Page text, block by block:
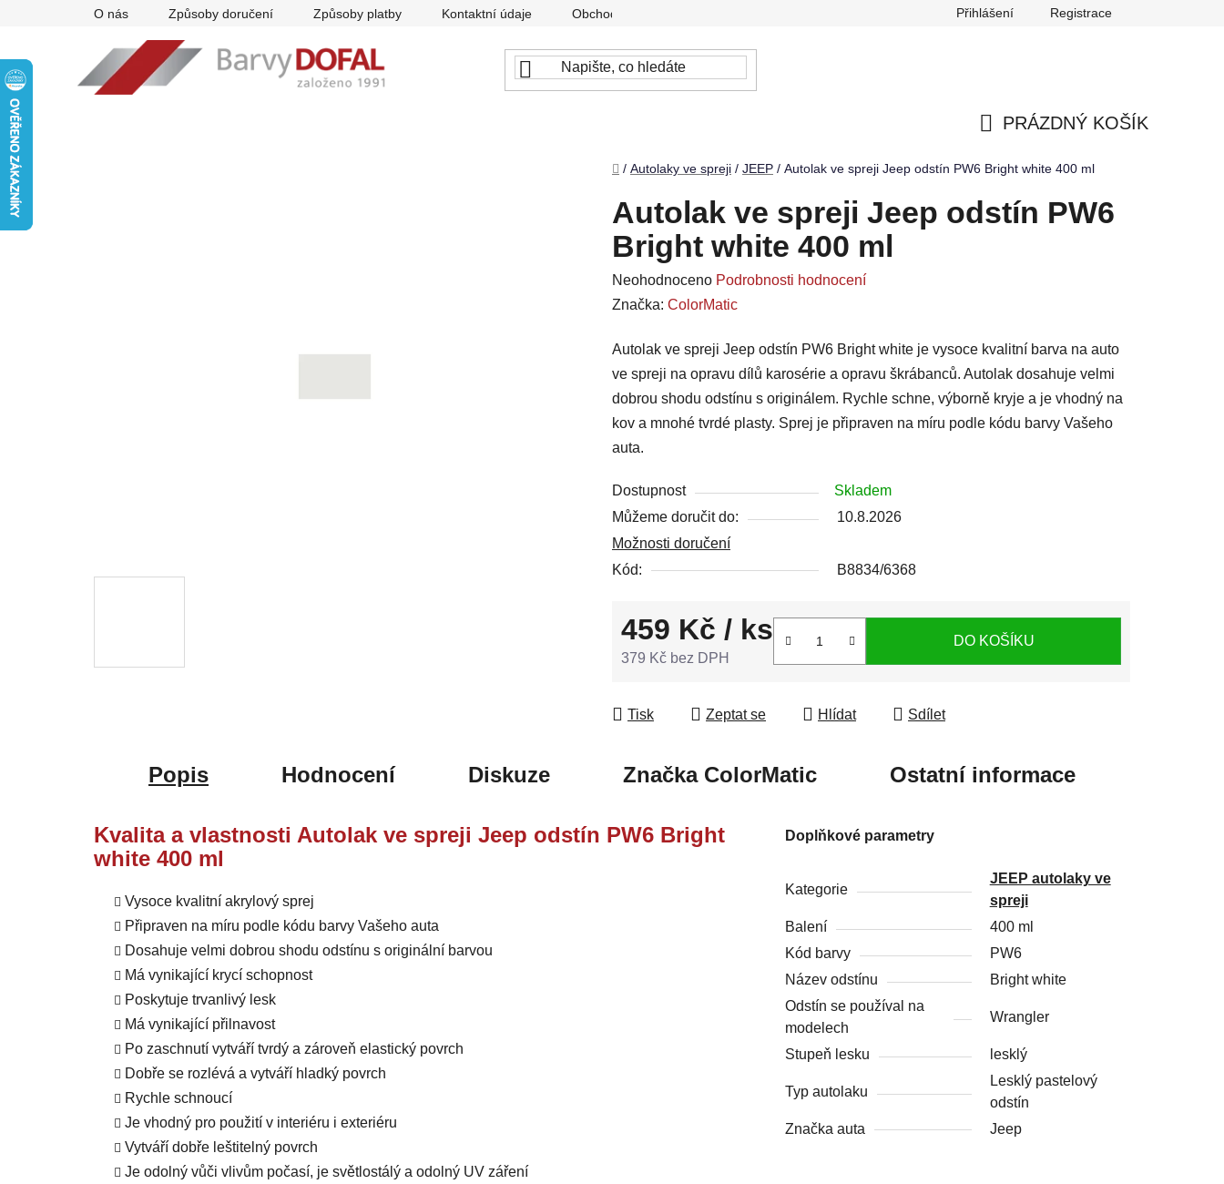
O nás Způsoby doručení Způsoby platby Kontaktní údaje Obchodní podmínky Reklamace Odstoupení od smlouvy
Přihlášení Registrace
PRÁZDNÝ KOŠÍK
Domů
/ Autolaky ve spreji / JEEP / Autolak ve spreji Jeep odstín PW6 Bright white 400 ml
Autolak ve spreji Jeep odstín PW6
Bright white 400 ml
Průměrné
hodnocení
je
0,0
z
5
hvězdiček.
Neohodnoceno Podrobnosti hodnocení
Značka: ColorMatic
Autolak ve spreji Jeep odstín PW6 Bright white je vysoce kvalitní barva na auto
ve spreji na opravu dílů karosérie a opravu škrábanců. Autolak dosahuje velmi
dobrou shodu odstínu s originálem. Rychle schne, výborně kryje a je vhodný na
kov a mnohé tvrdé plasty. Sprej je připraven na míru podle kódu barvy Vašeho
auta.
Dostupnost
Skladem
Můžeme doručit do:
10.8.2026
Možnosti doručení
Kód:
B8834/6368
459 Kč / ks
379 Kč bez DPH
DO KOŠÍKU
Tisk Zeptat se Hlídat Sdílet
Popis Hodnocení Diskuze ZnačkaColorMatic Ostatní informace
Kvalita a vlastnosti Autolak ve spreji Jeep odstín PW6 Bright
white 400 ml
Vysoce kvalitní akrylový sprej
Připraven na míru podle kódu barvy Vašeho auta
Dosahuje velmi dobrou shodu odstínu s originální barvou
Má vynikající krycí schopnost
Poskytuje trvanlivý lesk
Má vynikající přilnavost
Po zaschnutí vytváří tvrdý a zároveň elastický povrch
Dobře se rozlévá a vytváří hladký povrch
Rychle schnoucí
Je vhodný pro použití v interiéru i exteriéru
Vytváří dobře leštitelný povrch
Je odolný vůči vlivům počasí, je světlostálý a odolný UV záření
Doplňkové parametry
Kategorie
JEEP autolaky ve
spreji
Balení
400 ml
Kód barvy
PW6
Název odstínu
Bright white
Odstín se používal na
modelech
Wrangler
Stupeň lesku lesklý
Typ autolaku
Lesklý pastelový
odstín
Značka auta
Jeep